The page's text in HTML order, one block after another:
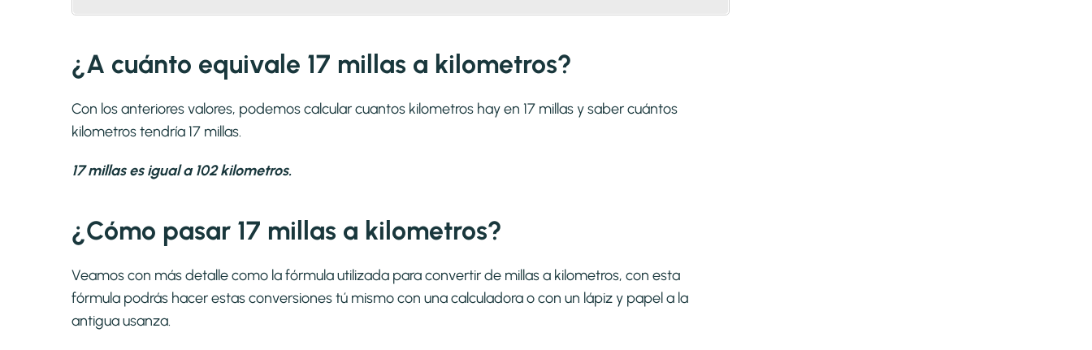
¿A cuánto equivale 17 millas a kilometros?
Con los anteriores valores, podemos calcular cuantos kilometros hay en 17 millas y saber cuántos
kilometros tendría 17 millas.
17 millas es igual a 102 kilometros.
¿Cómo pasar 17 millas a kilometros?
Veamos con más detalle como la fórmula utilizada para convertir de millas a kilometros, con esta
fórmula podrás hacer estas conversiones tú mismo con una calculadora o con un lápiz y papel a la
antigua usanza.